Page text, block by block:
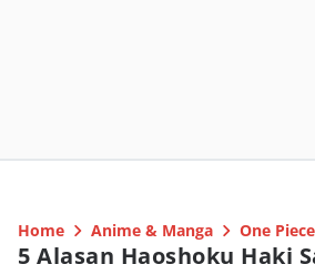
Home Anime & Manga One Piece
5 Alasan Haoshoku Haki